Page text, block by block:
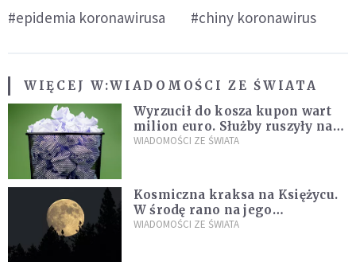
#epidemia koronawirusa #chiny koronawirus
WIĘCEJ W:WIADOMOŚCI ZE ŚWIATA
Wyrzucił do kosza kupon wart
milion euro. Służby ruszyły na
poszukiwania
WIADOMOŚCI ZE ŚWIATA
Kosmiczna kraksa na Księżycu.
W środę rano na jego
powierzchni dojdzie do
WIADOMOŚCI ZE ŚWIATA